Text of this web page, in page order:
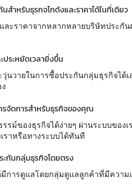
สำหรับธุรกจโกดังและราคาได้ในที่เดียว
ละราคาจากหลากหลายบริษัทประกั
ประหยัดเวลายิ่งขึ้น
นวายในการซื้อประกันกลุ่มธุรกิจได้
รจัดการสำหรับธุรกิจของคุณ
รม์ของธุรกิจได้ง่ายๆ ผ่านระบบของ
ราหรือทางระบบได้ทันที
กันกลุ่มธุรกิจโดยตรง
มีการดูแลโดยกลุ่มดูแลลูกค้าที่มีควา